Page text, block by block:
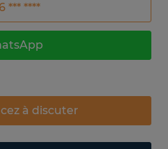
*** ****
à discuter